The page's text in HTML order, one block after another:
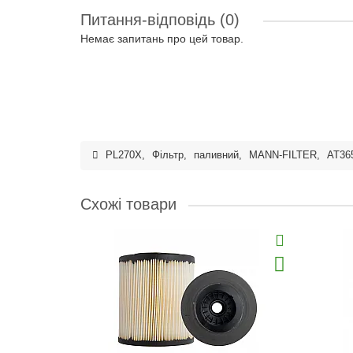
Питання-відповідь (0)
Немає запитань про цей товар.
PL270X, Фільтр, паливний, MANN-FILTER,
Схожі товари